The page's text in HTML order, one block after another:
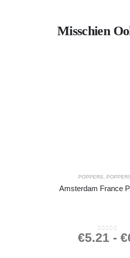
Misschien
POPPERS
Amsterdam France
0out of 5
€5.21- €